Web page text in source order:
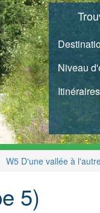
Niveau
Itinéraires
W5 D'une vallée à
5)